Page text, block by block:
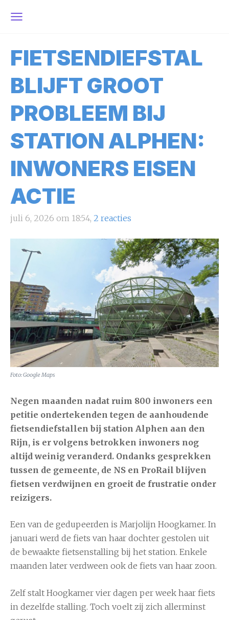
FIETSENDIEFSTAL
BLIJFT GROOT
PROBLEEM BIJ
STATION ALPHEN:
INWONERS EISEN
ACTIE
juli 6, 2026 om 18:54, 2 reacties
Foto: Google Maps
Negen maanden nadat ruim 800 inwoners een
petitie ondertekenden tegen de aanhoudende
fietsendiefstallen bij station Alphen aan den
Rijn, is er volgens betrokken inwoners nog
altijd weinig veranderd. Ondanks gesprekken
tussen de gemeente, de NS en ProRail blijven
fietsen verdwijnen en groeit de frustratie onder
reizigers.
Een van de gedupeerden is Marjolijn Hoogkamer. In
januari werd de fiets van haar dochter gestolen uit
de bewaakte fietsenstalling bij het station. Enkele
maanden later verdween ook de fiets van haar zoon.
Zelf stalt Hoogkamer vier dagen per week haar fiets
in dezelfde stalling. Toch voelt zij zich allerminst